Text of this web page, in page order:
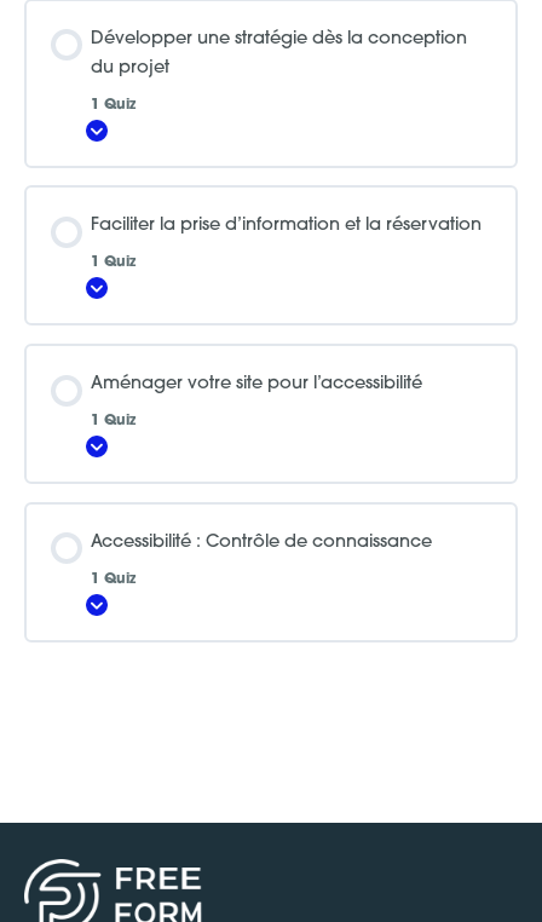
Développer une stratégie dès la conception
du projet
1 Quiz
Faciliter la prise d’information et la réservation
1 Quiz
Aménager votre site pour l’accessibilité
1 Quiz
Accessibilité : Contrôle de connaissance
1 Quiz